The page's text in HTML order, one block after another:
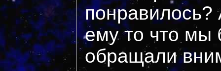
ему то что мы
обращали